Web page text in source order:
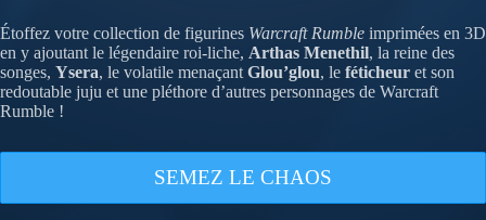
Étoffez votre collection de figurines Warcraft Rumble imprimées en 3D
en y ajoutant le légendaire roi-liche, Arthas Menethil, la reine des
songes, Ysera, le volatile menaçant Glou’glou, le féticheur et son
redoutable juju et une pléthore d’autres personnages de Warcraft
Rumble !
SEMEZ LE CHAOS